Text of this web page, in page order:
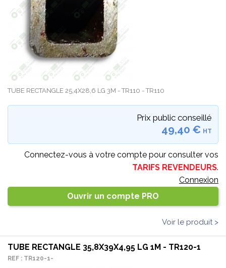
TUBE RECTANGLE 25,4X28,6 LG 3M - TR110 - TR110
Prix public conseillé
49,40 € HT
Connectez-vous à votre compte pour consulter vos
TARIFS REVENDEURS.
Connexion
Ouvrir un compte PRO
Voir le produit >
TUBE RECTANGLE 35,8X39X4,95 LG 1M - TR120-1
REF : TR120-1-